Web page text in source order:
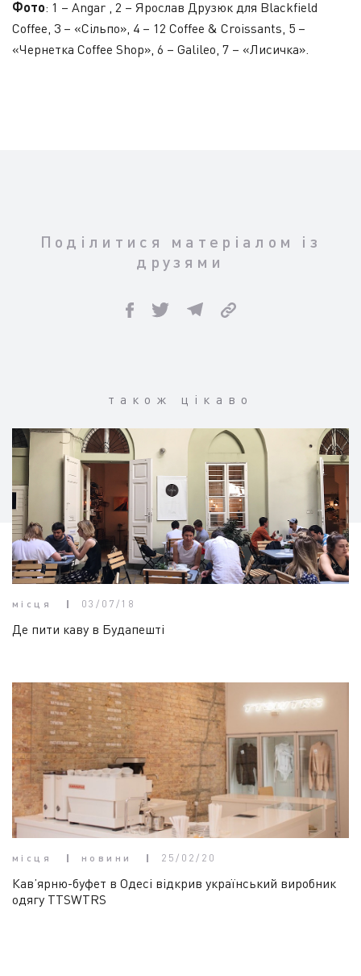
Фото: 1 – Angar
, 2 – Ярослав Друзюк для Blackfield
Coffee, 3 – «Сільпо», 4 – 12 Coffee & Croissants , 5 –
«Чернетка Coffee Shop» , 6 – Galileo , 7 – «Лисичка»
Поділитися матеріалом із
друзями
також цікаво
місця 03/07/18
Де пити каву в Будапешті
місця новини 25/02/20
Кав’ярню-буфет в Одесі відкрив український виробник
одягу TTSWTRS